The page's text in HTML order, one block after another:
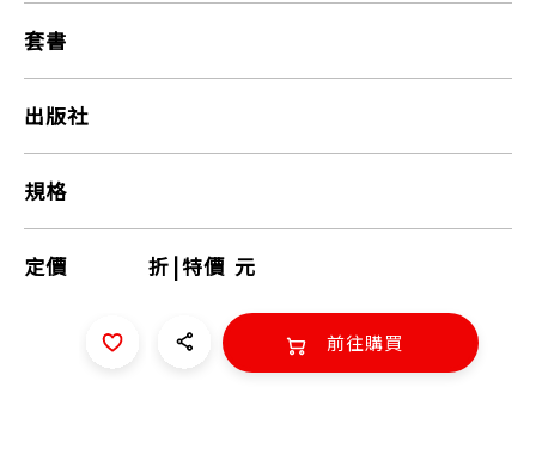
套書
出版社
規格
定價 折 |特價 元
前往購買